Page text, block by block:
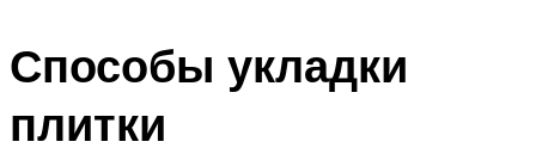
Способы укладки
плитки